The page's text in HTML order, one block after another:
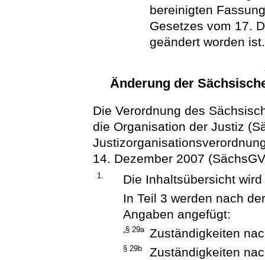
bereinigten
Gesetzes vom 17.
geändert worden
Änderung der
Die Verordnung des
die Organisation der Justiz
14. Dezember 2007
1.
Die Inhaltsübersicht
In Teil 3 werden nach
Angaben angefügt:
„§ 29a Zuständigkeiten
§ 29b Zuständigkeiten